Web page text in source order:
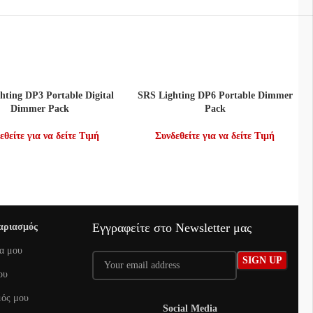
ΠΕΡΙΣΣΌΤΕΡΑ
DP3 Portable Digital
Dimmer Pack
για να δείτε Τιμή
ΔΙΑΒΆΣΤΕ ΠΕΡΙΣΣΌΤΕΡΑ
SRS Lighting DP6 Portable Dimmer
Pack
Συνδεθείτε για να δείτε Τιμή
μου
μου
Εγγραφείτε στο Newsletter μας
Social Media